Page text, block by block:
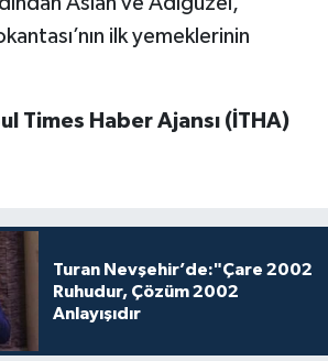
ilk yemeklerinin
Times Haber Ajansı (İTHA)
Turan Nevşehir’de:"Çare 2002
Ruhudur, Çözüm 2002
Anlayışıdır